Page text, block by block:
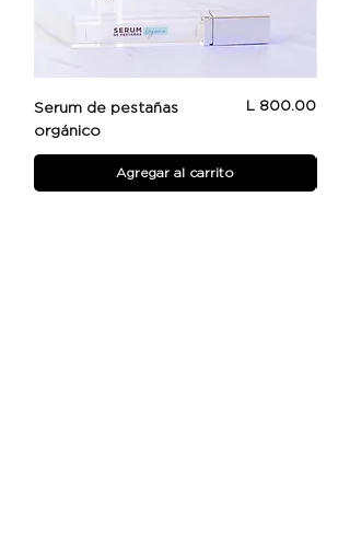
Serum de pestañas
orgánico
Precio
L 800.00
Agregar al carrito